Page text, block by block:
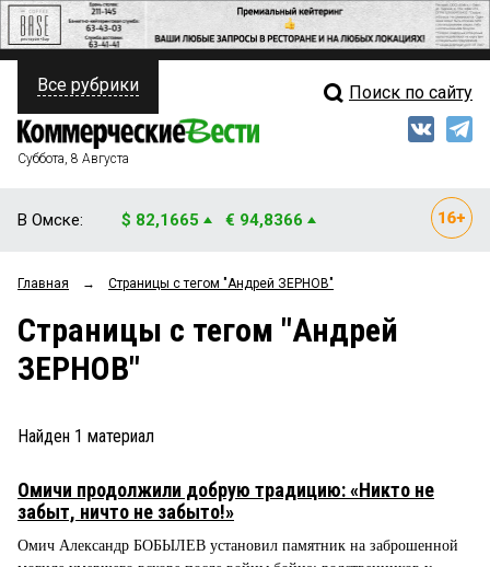
ПОЛИТИКА
ФИНАНСЫ
ОБЩЕСТВО
ЗАКОН
ПРОИСШЕСТВИЯ
СТИЛЬ ЖИЗНИ
Свежий выпуск
Мнения
Рейтинги
Все рубрики Поиск по сайту
Суббота, 8 Августа
В Омске: $ 82,1665 € 94,8366
Главная → Страницы c тегом "Андрей ЗЕРНОВ"
Страницы c тегом "Андрей
ЗЕРНОВ"
Найден 1 материал
Омичи продолжили добрую традицию: «Никто не
забыт, ничто не забыто!»
Омич Александр БОБЫЛЕВ установил памятник на заброшенной